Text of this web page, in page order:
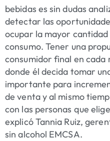
bebidas es sin dudas
detectar las
ocupar la mayor
consumo. Tener una
consumidor final en cada
donde él decida tomar
importante para
de venta y al mismo
con las personas que
explicó Tannia Ruiz,
sin alcohol EMCSA.